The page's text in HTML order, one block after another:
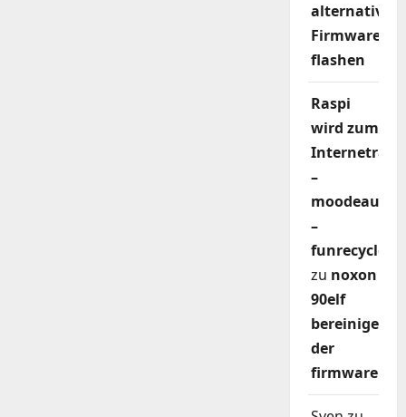
alternativer
Firmware
flashen
Raspi
wird zum
–
moodeaudio
–
funrecycler
zu noxon
90elf
bereinigen
der
firmware